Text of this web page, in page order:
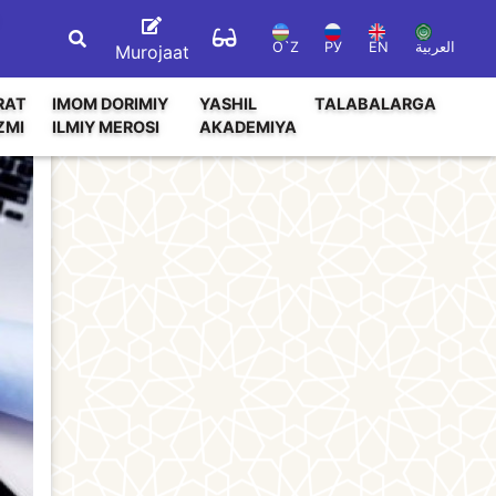
Murojaat O`Z РУ EN العربية
IMOM DORIMIY
ILMIY MEROSI
YASHIL
AKADEMIYA
TALABALARGA